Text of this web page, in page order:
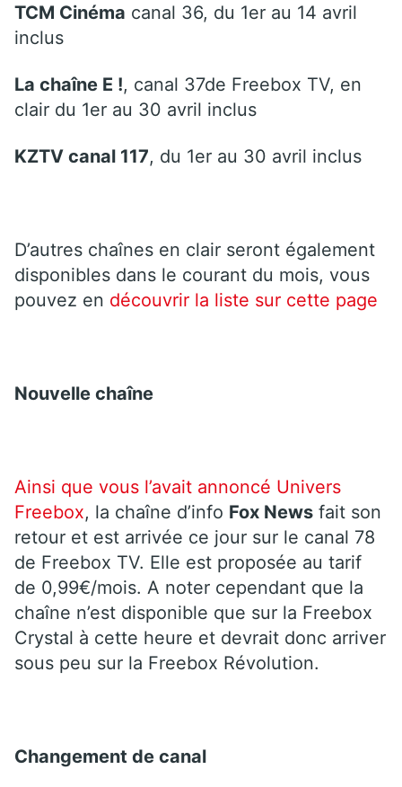
TCM Cinéma canal 36, du 1er au 14 avril
inclus
La chaîne E !, canal 37de Freebox TV, en
clair du 1er au 30 avril inclus
KZTV canal 117, du 1er au 30 avril inclus
D’autres chaînes en clair seront également
disponibles dans le courant du mois, vous
pouvez en découvrir la liste sur cette page
Nouvelle chaîne
Ainsi que vous l’avait annoncé Univers
Freebox, la chaîne d’info Fox News fait son
retour et est arrivée ce jour sur le canal 78
de Freebox TV. Elle est proposée au tarif
de 0,99€/mois. A noter cependant que la
chaîne n’est disponible que sur la Freebox
Crystal à cette heure et devrait donc arriver
sous peu sur la Freebox Révolution.
Changement de canal